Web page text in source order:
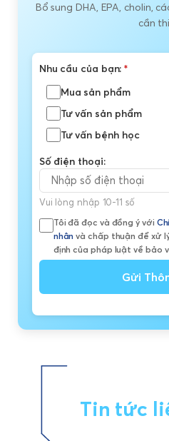
Bổ sung DHA, EPA, cholin,
cần
Nhu cầu của bạn:*
Mua sản phẩm
Tư vấn sản phẩm
Tư vấn bệnh học
Số điện thoại:
Vui lòng nhập 10-11 số
Tôi đã đọc và đồng ý với
nhân và chấp thuận để xử
định của pháp luật về bảo
Gửi
Tin tức